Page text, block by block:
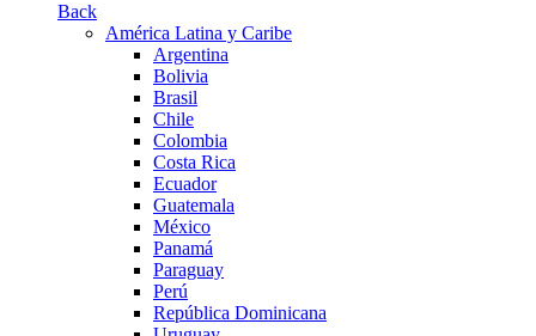
Back
América Latina y Caribe
Argentina
Bolivia
Brasil
Chile
Colombia
Costa Rica
Ecuador
Guatemala
México
Panamá
Paraguay
Perú
República Dominicana